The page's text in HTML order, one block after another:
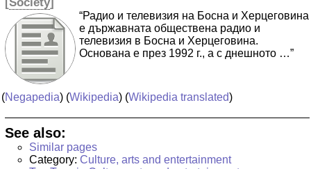
“Радио и телевизия на Босна и Херцеговина
е държавната обществена радио и
телевизия в Босна и Херцеговина.
Основана е през 1992 г., а с днешното …”
(Negapedia) (Wikipedia) (Wikipedia translated)
See also:
Similar pages
Category: Culture, arts and entertainment